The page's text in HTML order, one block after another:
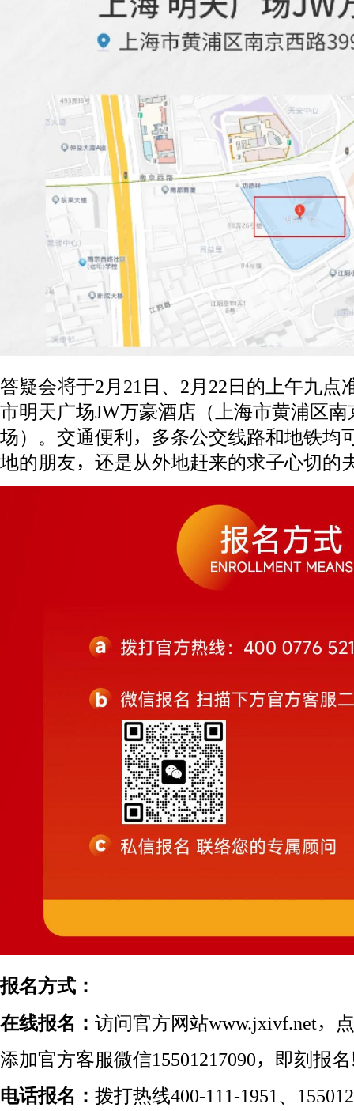
答疑会将于2月21日、2月22日的上午九点
市明天广场JW万豪酒店（上海市黄浦区南
场）。交通便利，多条公交线路和地铁均
地的朋友，还是从外地赶来的求子心切的
报名方式：
在线报名： 访问官方网站www.jxivf.net，
添加官方客服微信15501217090，即刻报
电话报名： 拨打热线400-111-1951、